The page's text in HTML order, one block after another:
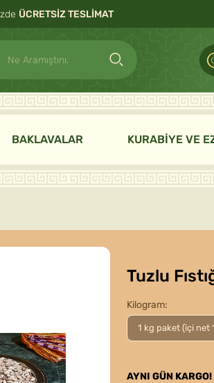
ÜCRETSİZ TESLİMAT
BAKLAVALAR KURABİYE VE
Tuzlu
Kilogram
AYNI GÜN KARGO!